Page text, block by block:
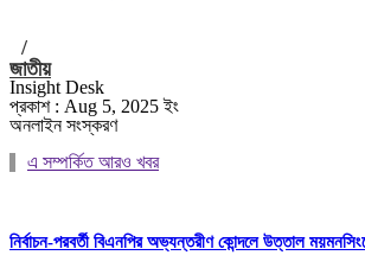
/
জাতীয়
Insight Desk
প্রকাশ : Aug 5, 2025 ইং
অনলাইন সংস্করণ
এ সম্পর্কিত আরও খবর
নির্বাচন-পরবর্তী বিএনপির অভ্যন্তরীণ কোন্দলে উত্তাল